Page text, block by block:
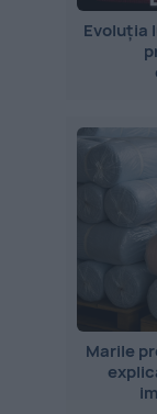
Evoluția
Marile